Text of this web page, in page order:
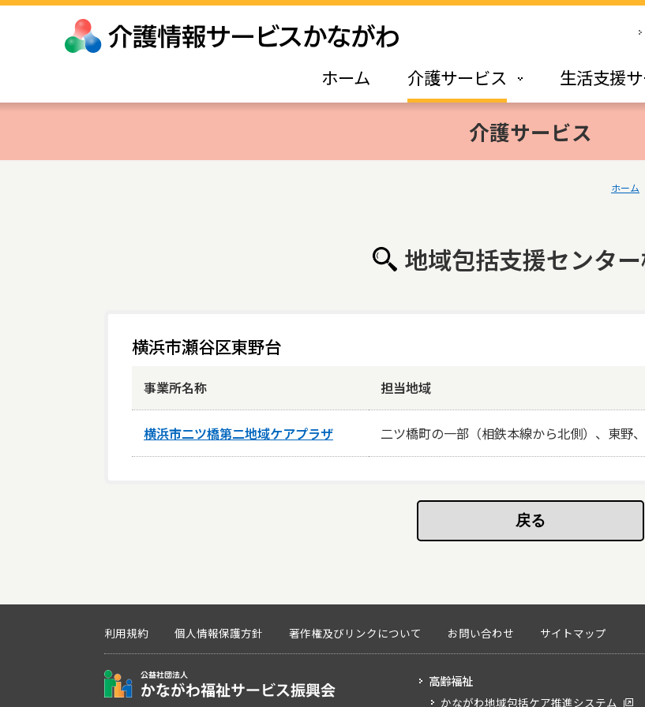
ホーム 介護サービス 生活支援
介護サービス
ホーム
地域包括支援センタ
横浜市瀬谷区東野台
事業所名称 担当地域
横浜市二ツ橋第二地域ケアプラザ 二ツ橋町の一部（相鉄本線から北側）、東野
利用規約 個人情報保護方針 著作権及びリンクについて お問い合わせ サイトマップ
高齢福祉
かながわ地域包括ケア推進システム